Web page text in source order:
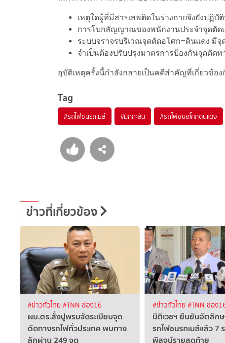
เหตุใดผู้ที่มีสารเสพติดในร่างกายจึงยังปฏิ
การโบกสัญญาณของพนักงานประจำจุดตัด
ระบบจราจรบริเวณจุดตัดอโศก–ดินแดง มี
จำเป็นต้องปรับปรุงมาตรการป้องกันจุดตัด
อุบัติเหตุครั้งนี้กำลังกลายเป็นคดีสำคัญที่เกี่ยวข้อ
Tag
#รถไฟชนรถเมล์ #มักกะสัน #รถไฟชนอโศกดินแดง
ข่าวที่เกี่ยวข้อง
#ข่าวทั่วไทย#TNN ช่อง16
ผบ.ตร.สั่งปูพรมจัดระเบียบจุด
ตัดทางรถไฟทั่วประเทศ พบทาง
ลักผ่าน 249 จุด
#ข่าวทั่วไทย#TNN ช่อง
นิติเวชฯ ยืนยันอัตลัก
รถไฟชนรถเมล์แล้ว 7
พิสูจน์รายสุดท้าย